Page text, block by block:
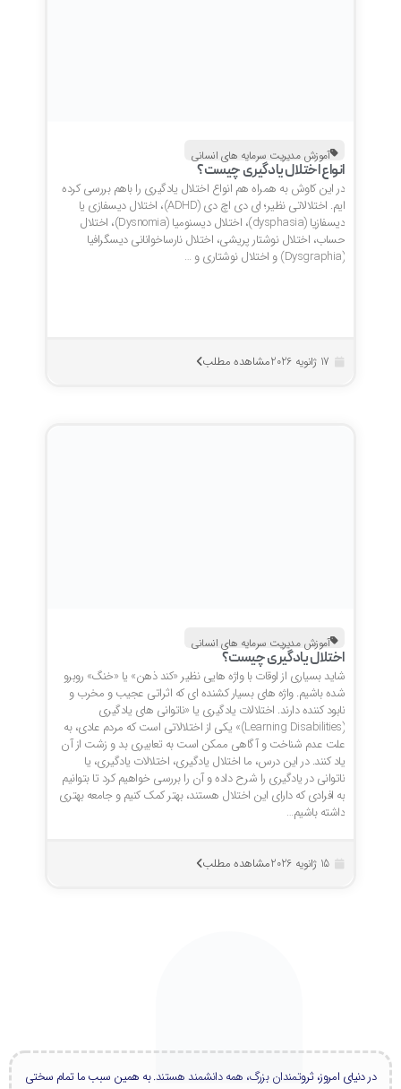
آموزش مدیریت سرمایه های انسانی
انواع اختلال یادگیری چیست؟
در این کاوش به همراه هم انواع اختلال یادگیری را باهم بررسی کرده
ایم. اختلالاتی نظیر؛ ای دی اچ دی (ADHD)، اختلال دیسفازی یا
دیسفازیا (dysphasia)، اختلال دیسنومیا (Dysnomia)، اختلال
حساب، اختلال نوشتار پریشی، اختلال نارساخوانانی دیسگرافیا
مشاهده مطلب
آموزش مدیریت سرمایه های انسانی
اختلال یادگیری چیست؟
شاید بسیاری از اوقات با واژه هایی نظیر «کند ذهن» یا «خنگ» روبرو
شده باشیم. واژه های بسیار کشنده ای که اثراتی عجیب و مخرب و
نابود کننده دارند. اختلالات یادگیری یا «ناتوانی های یادگیری
(Learning Disabilities)» یکی از اختلالاتی است که مردم عادی، به
علت عدم شناخت و آگاهی ممکن است به تعابیری بد و زشت از آن
یاد کنند. در این درس، ما اختلال یادگیری، اختلالات یادگیری، یا
ناتوانی در یادگیری را شرح داده و آن را بررسی خواهیم کرد تا بتوانیم
به افرادی که دارای این اختلال هستند، بهتر کمک کنیم و جامعه بهتری
داشته باشیم…
مشاهده مطلب
در دنیای امروز، ثروتمندان بزرگ، همه دانشمند هستند. به همین سبب ما تمام سختی